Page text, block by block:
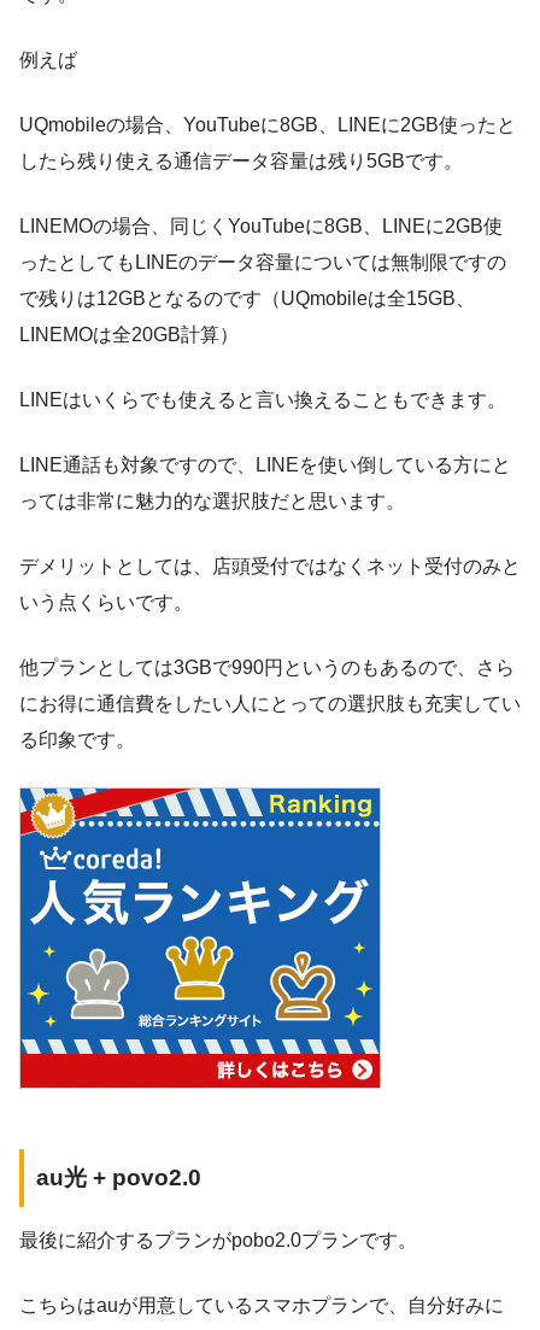
例えば
UQmobileの場合、YouTubeに8GB、LINEに2GB使ったと
したら残り使える通信データ容量は残り5GBです。
LINEMOの場合、同じくYouTubeに8GB、LINEに2GB使
ったとしてもLINEのデータ容量については無制限ですの
で残りは12GBとなるのです（UQmobileは全15GB、
LINEMOは全20GB計算）
LINEはいくらでも使えると言い換えることもできます。
LINE通話も対象ですので、LINEを使い倒している方にと
っては非常に魅力的な選択肢だと思います。
デメリットとしては、店頭受付ではなくネット受付のみと
いう点くらいです。
他プランとしては3GBで990円というのもあるので、さら
にお得に通信費をしたい人にとっての選択肢も充実してい
る印象です。
au光 + povo2.0
最後に紹介するプランがpobo2.0プランです。
こちらはauが用意しているスマホプランで、自分好みに